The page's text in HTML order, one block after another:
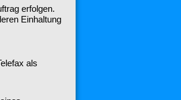
erfolgen.
Einhaltung
als